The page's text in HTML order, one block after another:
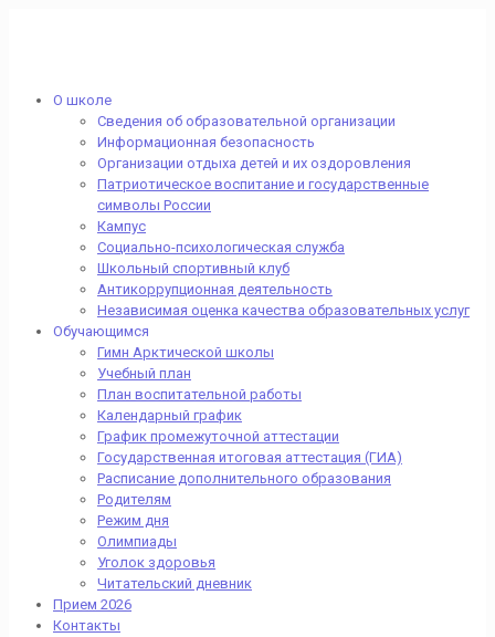
О школе
Сведения об образовательной организации
Информационная безопасность
Организации отдыха детей и их оздоровления
Патриотическое воспитание и государственные
символы России
Кампус
Социально-психологическая служба
Школьный спортивный клуб
Антикоррупционная деятельность
Независимая оценка качества образовательных услуг
Обучающимся
Гимн Арктической школы
Учебный план
План воспитательной работы
Календарный график
График промежуточной аттестации
Государственная итоговая аттестация (ГИА)
Расписание дополнительного образования
Родителям
Режим дня
Олимпиады
Уголок здоровья
Читательский дневник
Прием 2026
Контакты